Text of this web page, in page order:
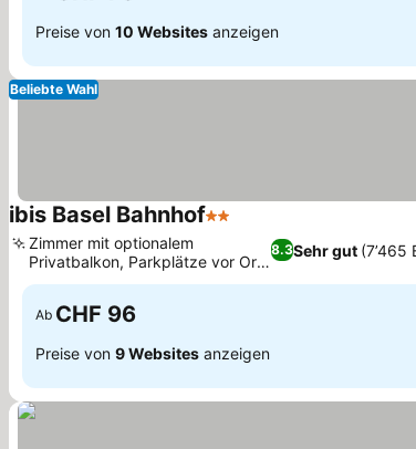
Preise von 10 Websites anzeigen
Beliebte Wahl
ibis Basel Bahnhof2 Sterne
8.3Sehr gut (7’465
Zimmer mit optionalem
Privatbalkon, Parkplätze vor Ort
verfügbar
Ab CHF 96
Preise von 9 Websites anzeigen